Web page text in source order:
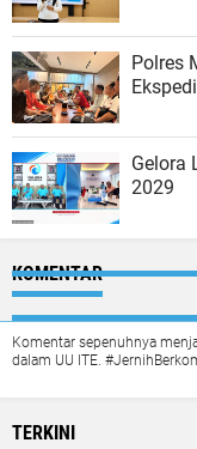
Polres
Gelora
2029
KOMENTAR
Komentar sepenuhnya
dalam UU ITE.
TERKINI